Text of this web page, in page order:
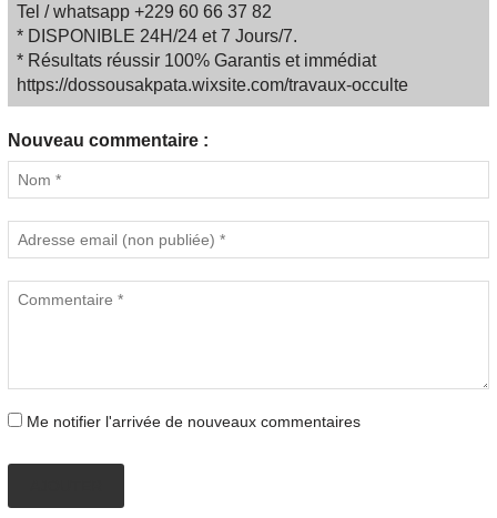
Tel / whatsapp +229 60 66 37 82
* DISPONIBLE 24H/24 et 7 Jours/7.
* Résultats réussir 100% Garantis et immédiat
https://dossousakpata.wixsite.com/travaux-occulte
Nouveau commentaire :
Me notifier l'arrivée de nouveaux commentaires